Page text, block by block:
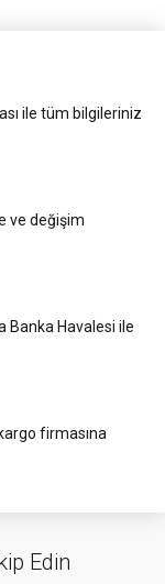
ile tüm bilgileriniz
ve değişim
Banka Havalesi ile
firmasına
Edin